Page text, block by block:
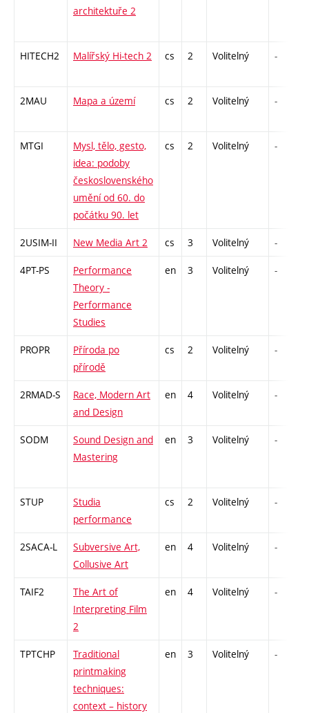
architektuře 2
HITECH2 Malířský Hi-tech 2 cs 2 Volitelný -
2MAU Mapa a území cs 2 Volitelný -
MTGI
Mysl, tělo, gesto,
idea: podoby
československého
umění od 60. do
počátku 90. let
cs 2 Volitelný -
2USIM-II New Media Art 2 cs 3 Volitelný -
4PT-PS
Performance
Theory -
Performance
Studies
en 3 Volitelný -
PROPR
Příroda po
přírodě
cs 2 Volitelný -
2RMAD-S
Race, Modern Art
and Design
en 4 Volitelný -
SODM
Sound Design and
Mastering
en 3 Volitelný -
STUP
Studia
performance
cs 2 Volitelný -
2SACA-L
Subversive Art,
Collusive Art
en 4 Volitelný -
TAIF2
The Art of
Interpreting Film
2
en 4 Volitelný -
TPTCHP
Traditional
printmaking
techniques:
context – history
en 3 Volitelný -